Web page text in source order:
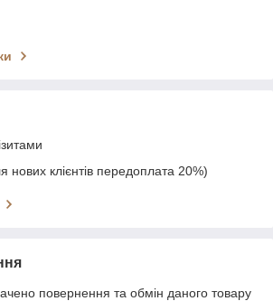
нових клієнтів передоплата 20%)
повернення та обмін даного товару